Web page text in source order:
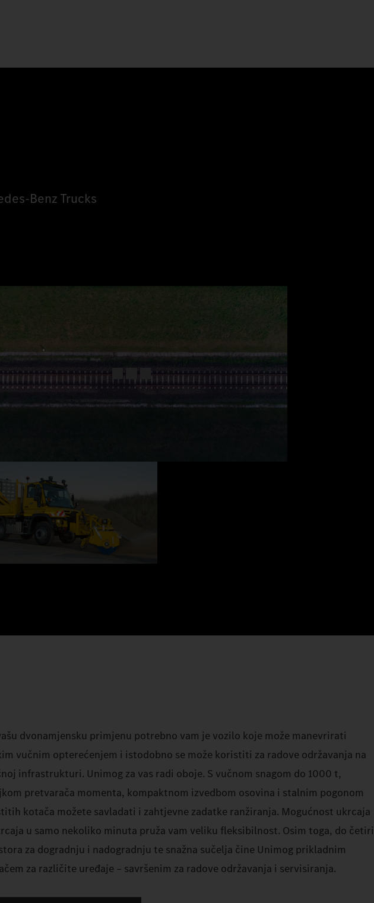
Benz Trucks
dvonamjensku primjenu potrebno vam je vozilo koje može manevrirati
vučnim opterećenjem i istodobno se može koristiti za radove održavanja na
infrastrukturi. Unimog za vas radi oboje. S vučnom snagom do 1000 t,
pretvarača momenta, kompaktnom izvedbom osovina i stalnim pogonom
kotača možete savladati i zahtjevne zadatke ranžiranja. Mogućnost ukrcaja
u samo nekoliko minuta pruža vam veliku fleksibilnost. Osim toga, do četiri
za dogradnju i nadogradnju te snažna sučelja čine Unimog prikladnim
za različite uređaje – savršenim za radove održavanja i servisiranja.